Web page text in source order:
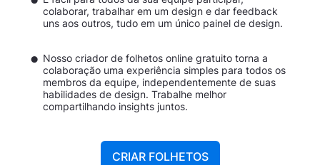
colaborar, trabalhar em um design e dar feedback
uns aos outros, tudo em um único painel de design.
Nosso criador de folhetos online gratuito torna a
colaboração uma experiência simples para todos os
membros da equipe, independentemente de suas
habilidades de design. Trabalhe melhor
compartilhando insights juntos.
CRIAR FOLHETOS